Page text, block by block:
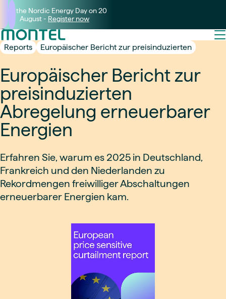
Join the Nordic Energy Day on 20
August - Register now
Reports Europäischer Bericht zur preisinduzierten
Europäischer Bericht zur
preisinduzierten
Abregelung erneuerbarer
Energien
Erfahren Sie, warum es 2025 in Deutschland,
Frankreich und den Niederlanden zu
Rekordmengen freiwilliger Abschaltungen
erneuerbarer Energien kam.